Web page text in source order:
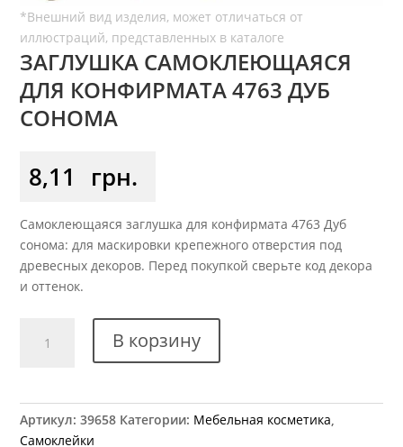
ЗАГЛУШКА САМОКЛЕЮЩАЯСЯ
ДЛЯ КОНФИРМАТА 4763 ДУБ
СОНОМА
8,11 грн.
Самоклеющаяся заглушка для конфирмата 4763 Дуб
сонома: для маскировки крепежного отверстия под
древесных декоров. Перед покупкой сверьте код декора
и оттенок.
товара
конфирмата
В корзину
Артикул:39658 Категории: Мебельная косметика
Самоклейки